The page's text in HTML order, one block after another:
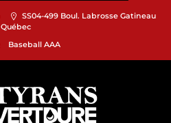
SS04-499 Boul. Labrosse Gatineau
Québec
Baseball AAA